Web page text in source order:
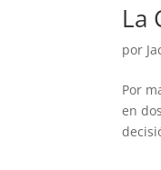
La
por
Por
en